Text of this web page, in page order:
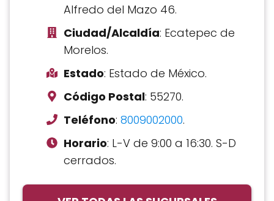
Alfredo del Mazo 46.
Ciudad/Alcaldía: Ecatepec de
Morelos.
Estado: Estado de México.
Código Postal: 55270.
Teléfono: 8009002000.
Horario: L-V de 9:00 a 16:30. S-D
cerrados.